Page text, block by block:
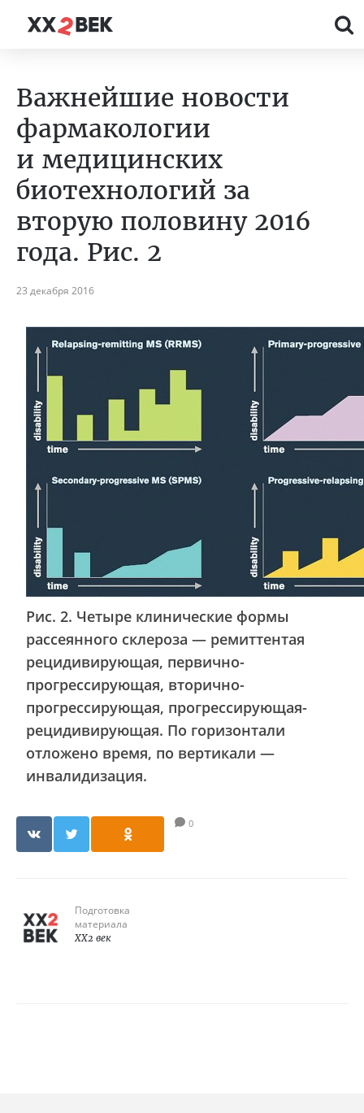
Важнейшие новости
фармакологии
и медицинских
биотехнологий за
вторую половину 2016
года. Рис. 2
23 декабря 2016
Рис. 2. Четыре клинические формы
рассеянного склероза — ремиттентая
рецидивирующая, первично-
прогрессирующая, вторично-
прогрессирующая, прогрессирующая-
рецидивирующая. По горизонтали
отложено время, по вертикали —
инвалидизация.
0
Подготовка
материала
XX2 век